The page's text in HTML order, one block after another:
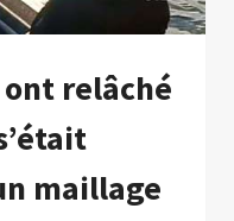
ont relâché
maillage